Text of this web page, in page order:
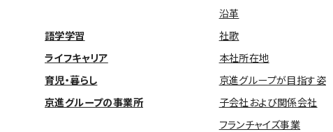
語学学習
ライフキャリア
育児・暮らし
京進グループの事業所
沿革
社歌
本社所在地
京進グループが目指す姿
子会社および関係会社
フランチャイズ事業